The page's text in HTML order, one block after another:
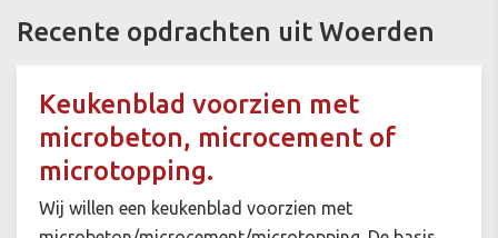
Recente opdrachten uit Woerden
Keukenblad voorzien met
microbeton, microcement of
microtopping.
Wij willen een keukenblad voorzien met